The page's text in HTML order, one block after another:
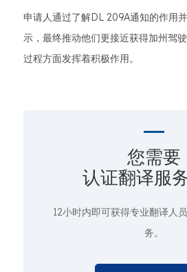
申请人通过了解DL 209A通知的作用
示，最终推动他们更接近获得加州驾
过程方面发挥着积极作用。
您需要
认证翻译服
12小时内即可获得专业翻译人
务。